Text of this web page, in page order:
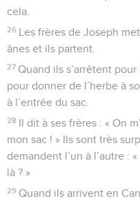
cela.
26 Les frères de Joseph
ânes et ils partent.
27 Quand ils s’arrêtent
pour donner de l’herbe à
à l’entrée du sac.
28 Il dit à ses frères : « On
mon sac ! » Ils sont très
demandent l’un à l’autre :
là ? »
29 Quand ils arrivent en